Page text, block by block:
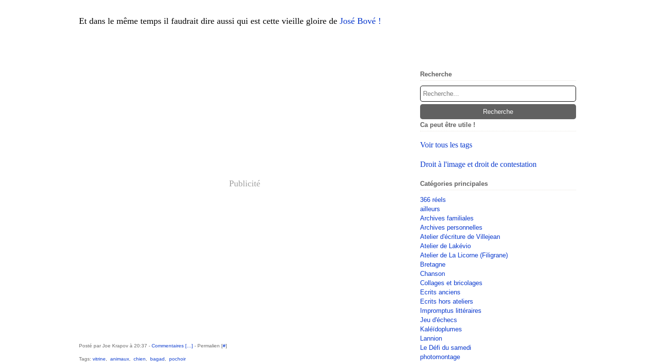
Et dans le même temps il faudrait dire aussi qui est cette vieille gloire de José Bové !
Publicité
Posté par Joe Krapov à 20:37 - Commentaires [ ] - Permalien [#]
Tags: vitrine animaux chien bagad pochoir
Recherche
Ca peut être utile !
Voir tous les tags
Droit à l'image et droit de contestation
Catégories principales
366 réels
ailleurs
Archives familiales
Archives personnelles
Atelier d'écriture de Villejean
Atelier de Lakévio
Atelier de La Licorne (Filigrane)
Bretagne
Chanson
Collages et bricolages
Ecrits anciens
Ecrits hors ateliers
Impromptus littéraires
Jeu d'échecs
Kaléïdoplumes
Lannion
Le Défi du samedi
photomontage